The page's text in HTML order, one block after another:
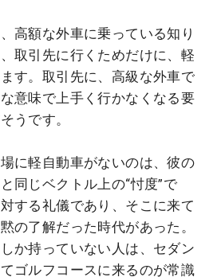
高額な外車に乗っている知り
取引先に行くためだけに、軽
す。取引先に、高級な外車で
意味で上手く行かなくなる要
うです。
に軽自動車がないのは、彼の
同じベクトル上の“忖度”で
する礼儀であり、そこに来て
の了解だった時代があった。
か持っていない人は、セダン
ゴルフコースに来るのが常識